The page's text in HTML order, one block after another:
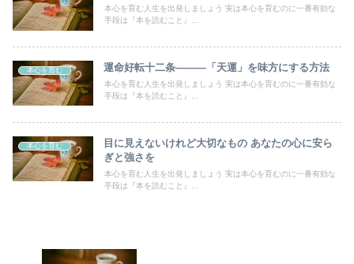
本心を育む人生を出発しましょう 実は本心を育むのに一番有効な
手段は『本を読むこと』...
本心を育む 運命好転十二条―――「天運」を味方にする方法
本心を育む人生を出発しましょう 実は本心を育むのに一番有効な
手段は『本を読むこと』...
本心を育む
目に見えないけれど大切なもの あなたの心に安ら
ぎと強さを
本心を育む人生を出発しましょう 実は本心を育むのに一番有効な
手段は『本を読むこと』...